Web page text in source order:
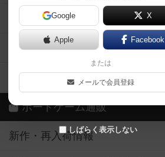
Google X
Apple Facebook
または
メールで会員登録
しばらく表示しない
ボドとも・会員一覧
ボードゲーム業界コラム
ボドゲーマご利用案内
ボードゲーム通販
新作・再入荷情報